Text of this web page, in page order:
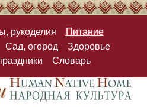
рукоделия
Питание
Сад, огород
Здоровье
Словарь